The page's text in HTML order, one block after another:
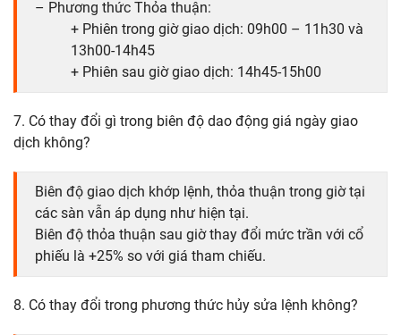
– Phương thức Thỏa thuận:
+ Phiên trong giờ giao dịch: 09h00 – 11h30 và
13h00-14h45
+ Phiên sau giờ giao dịch: 14h45-15h00
7. Có thay đổi gì trong biên độ dao động giá ngày giao
dịch không?
Biên độ giao dịch khớp lệnh, thỏa thuận trong giờ tại
các sàn vẫn áp dụng như hiện tại.
Biên độ thỏa thuận sau giờ thay đổi mức trần với cổ
phiếu là +25% so với giá tham chiếu.
8. Có thay đổi trong phương thức hủy sửa lệnh không?